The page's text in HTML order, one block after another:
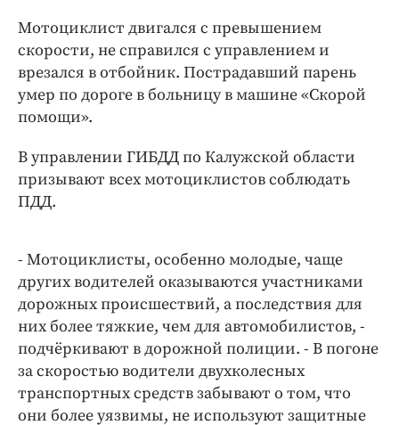
Мотоциклист двигался с превышением
скорости, не справился с управлением и
врезался в отбойник. Пострадавший парень
умер по дороге в больницу в машине «Скорой
помощи».
В управлении ГИБДД по Калужской области
призывают всех мотоциклистов соблюдать
ПДД.
- Мотоциклисты, особенно молодые, чаще
других водителей оказываются участниками
дорожных происшествий, а последствия для
них более тяжкие, чем для автомобилистов, -
подчёркивают в дорожной полиции. - В погоне
за скоростью водители двухколесных
транспортных средств забывают о том, что
они более уязвимы, не используют защитные